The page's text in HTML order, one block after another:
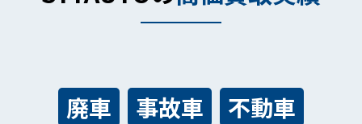
廃車 事故車
不動車